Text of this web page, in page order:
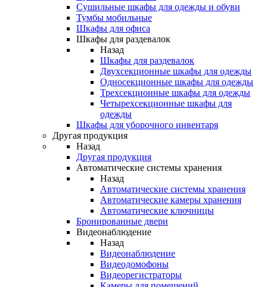
Сушильные шкафы для одежды и обуви
Тумбы мобильные
Шкафы для офиса
Шкафы для раздевалок
Назад
Шкафы для раздевалок
Двухсекционные шкафы для одежды
Односекционные шкафы для одежды
Трехсекционные шкафы для одежды
Четырехсекционные шкафы для
одежды
Шкафы для уборочного инвентаря
Другая продукция
Назад
Другая продукция
Автоматические системы хранения
Назад
Автоматические системы хранения
Автоматические камеры хранения
Автоматические ключницы
Бронированные двери
Видеонаблюдение
Назад
Видеонаблюдение
Видеодомофоны
Видеорегистраторы